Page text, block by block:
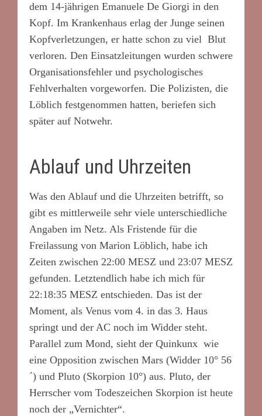
dem 14-jährigen Emanuele De Giorgi in den
Kopf. Im Krankenhaus erlag der Junge seinen
Kopfverletzungen, er hatte schon zu viel Blut
verloren. Den Einsatzleitungen wurden schwere
Organisationsfehler und psychologisches
Fehlverhalten vorgeworfen. Die Polizisten, die
Löblich festgenommen hatten, beriefen sich
später auf Notwehr.
Ablauf und Uhrzeiten
Was den Ablauf und die Uhrzeiten betrifft, so
gibt es mittlerweile sehr viele unterschiedliche
Angaben im Netz. Als Fristende für die
Freilassung von Marion Löblich, habe ich
Zeiten zwischen 22:00 MESZ und 23:07 MESZ
gefunden. Letztendlich habe ich mich für
22:18:35 MESZ entschieden. Das ist der
Moment, als Venus vom 4. in das 3. Haus
springt und der AC noch im Widder steht.
Parallel zum Mond, sieht der Quinkunx wie
eine Opposition zwischen Mars (Widder 10° 56
´) und Pluto (Skorpion 10°) aus. Pluto, der
Herrscher vom Todeszeichen Skorpion ist heute
noch der „Vernichter“.